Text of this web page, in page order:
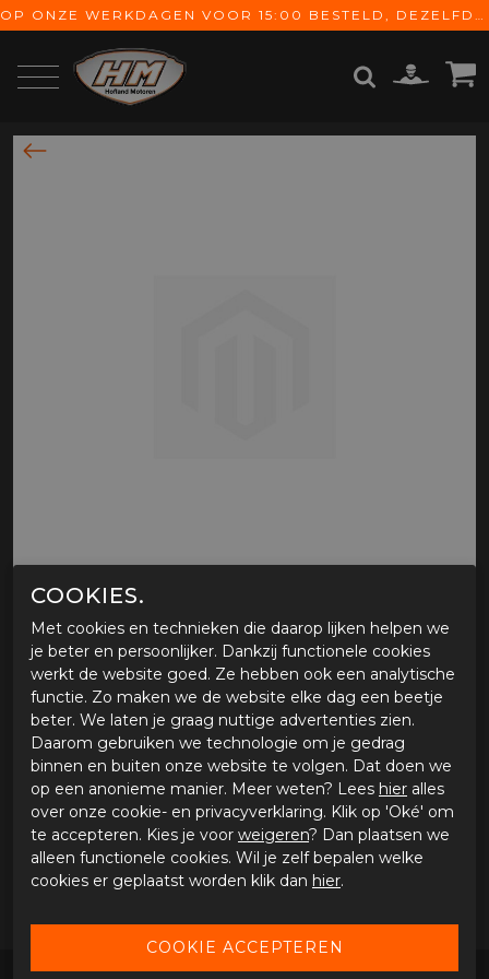
OP ONZE WERKDAGEN VOOR 15:00 BESTELD, DEZELFDE DAG VERZONDEN! GRATIS VERZENDING VANAF € 65,-
MOTORJEANS BULL-IT, COYOTE EASY FIT
Tijdelijk niet verkrijgbaar
Tijdens onze werkdagen voor 15:00 uur besteld, dezelfde
dag verstuurd.
OMSCHRIJVING MOTORJEANS BULL-IT, COYOTE
EASY FIT
COOKIES.
Met cookies en technieken die daarop lijken helpen we
je beter en persoonlijker. Dankzij functionele cookies
werkt de website goed. Ze hebben ook een analytische
functie. Zo maken we de website elke dag een beetje
beter. We laten je graag nuttige advertenties zien.
Daarom gebruiken we technologie om je gedrag
binnen en buiten onze website te volgen. Dat doen we
op een anonieme manier. Meer weten? Lees hier alles
over onze cookie- en privacyverklaring. Klik op 'Oké' om
te accepteren. Kies je voor weigeren? Dan plaatsen we
alleen functionele cookies. Wil je zelf bepalen welke
cookies er geplaatst worden klik dan hier.